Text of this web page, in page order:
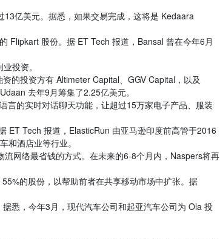
亿美元。据悉，如果交易完成，这将是 Kedaara
Flipkart 股份。据 ET Tech 报道，Bansal 曾在今年6月
投资。
的投资方有 Altimeter Capital、GGV Capital，以及
去年9月筹集了2.25亿美元。
言的实时对话聊天功能，让超过15万家电子产品、服装
ET Tech 报道，ElasticRun 由亚马逊印度前高管于2016
和酒店业等行业。
网络最省钱的方式。在未来的6-8个月内，Naspers将再
的股份，以帮助前者在共享移动市场中扩张。据
悉，今年3月，现代汽车公司和起亚汽车公司为 Ola 投